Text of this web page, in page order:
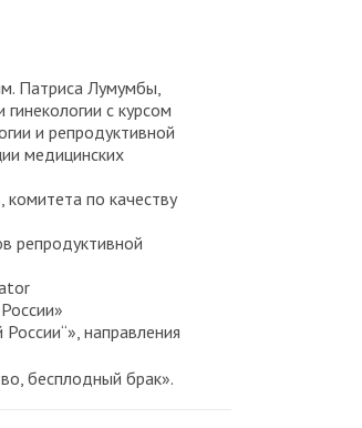
Патриса Лумумбы,
с курсом
и репродуктивной
медицинских
комитета по качеству
репродуктивной
направления
бесплодный брак».